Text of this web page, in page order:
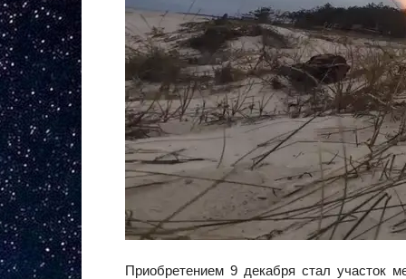
Приобретением 9 декабря стал участок